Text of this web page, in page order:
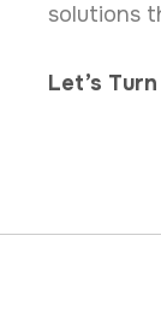
solutions
Let’s